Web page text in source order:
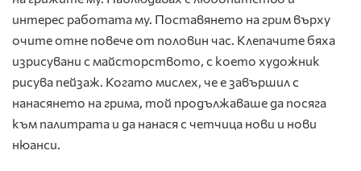
интерес работата му. Поставянето на грим върху
очите отне повече от половин час. Клепачите бяха
изрисувани с майсторството, с което художник
рисува пейзаж. Когато мислех, че е завършил с
нанасянето на грима, той продължаваше да посяга
към палитрата и да нанася с четчица нови и нови
нюанси.